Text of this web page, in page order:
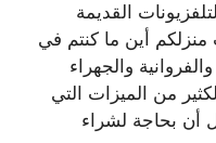
القديمة
منزلكم أين ما كنتم في
والجهراء
من الميزات التي
أن بحاجة لشراء